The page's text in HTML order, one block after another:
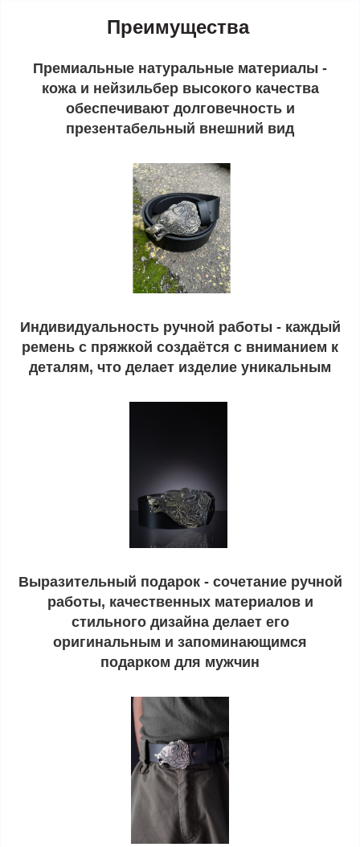
Преимущества
Премиальные натуральные материалы -
кожа и нейзильбер высокого качества
обеспечивают долговечность и
презентабельный внешний вид
Индивидуальность ручной работы - каждый
ремень с пряжкой создаётся с вниманием к
деталям, что делает изделие уникальным
Выразительный подарок - сочетание ручной
работы, качественных материалов и
стильного дизайна делает его
оригинальным и запоминающимся
подарком для мужчин